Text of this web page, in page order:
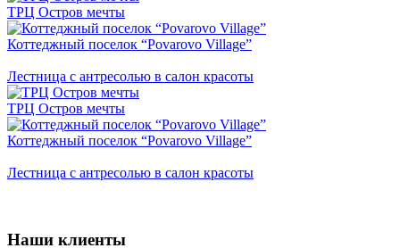
ТРЦ Остров мечты
Коттеджный поселок “Povarovo Village”
Лестница с антресолью в салон красоты
ТРЦ Остров мечты
Коттеджный поселок “Povarovo Village”
Лестница с антресолью в салон красоты
Наши клиенты